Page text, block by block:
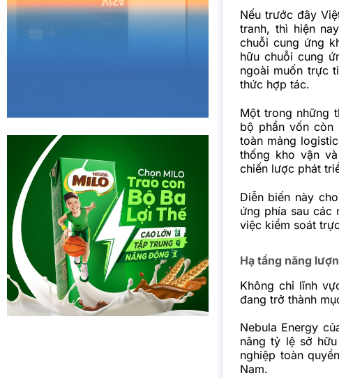
Nếu trước đây
tranh, thì hiện
chuỗi cung ứng
hữu chuỗi cung
ngoài muốn trực
thức hợp tác.
Một trong những
bộ phần vốn còn
toàn mảng
thống kho vận
chiến lược phát
Diễn biến này
ứng phía sau các
việc kiểm soát
Hạ tầng năng
Không chỉ lĩnh
đang trở thành
Nebula Energy
nâng tỷ lệ sở
nghiệp toàn
Nam.